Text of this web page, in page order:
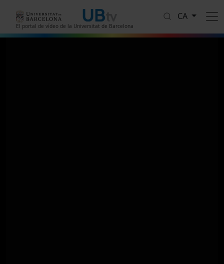
El portal de vídeo de la Universitat de Barcelona
CA